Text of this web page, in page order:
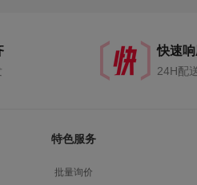
快速
24H配
特色服务
批量询价